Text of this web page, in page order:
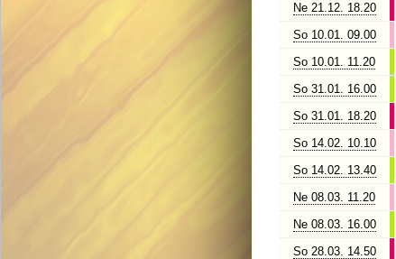
Ne 21.12. 18.20
So 10.01. 09.00
So 10.01. 11.20
So 31.01. 16.00
So 31.01. 18.20
So 14.02. 10.10
So 14.02. 13.40
Ne 08.03. 11.20
Ne 08.03. 16.00
So 28.03. 14.50